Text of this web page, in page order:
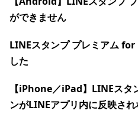
ができません
LINEスタンプ プレミアム
した
【iPhone／iPad】LINEスタ
ンがLINEアプリ内に反映さ